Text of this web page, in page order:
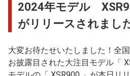
2024年モデル
がリリースされまし
大変お待たせいたしました！全
お披露目された大注目モデル「